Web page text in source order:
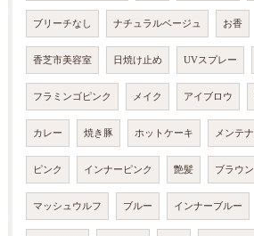
ブリーチなし ナチュラルベージュ お香
香芝市美容室 日焼け止め UVスプレー
フラミンゴピンク メイク アイブロウ
カレー 焼き豚 ホットケーキ メンテ
ピンク インナーピンク 艶髪 ブラウン
マッシュウルフ ブルー インナーブルー